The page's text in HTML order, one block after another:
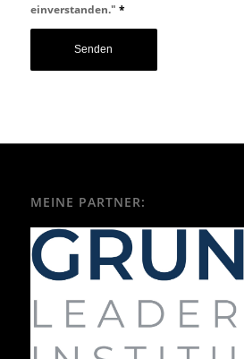
einverstanden." *
MEINE PARTNER: